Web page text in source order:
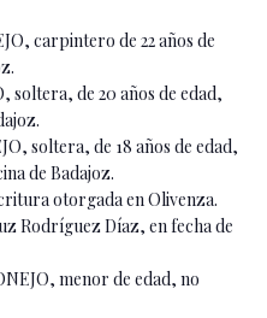
carpintero de 22 años de
soltera, de 20 años de edad,
soltera, de 18 años de edad,
de Badajoz.
otorgada en Olivenza.
Rodríguez Díaz, en fecha de
menor de edad, no